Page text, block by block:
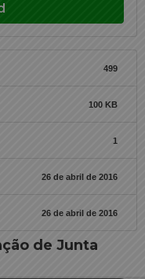
499
100 KB
1
26 de abril de 2016
26 de abril de 2016
de Junta